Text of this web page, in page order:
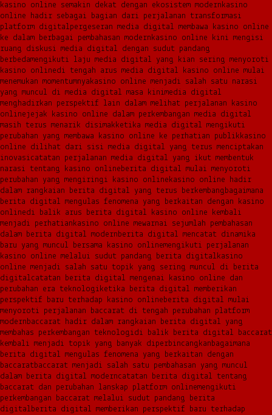
kasino online semakin dekat dengan ekosistem modernkasino
online hadir sebagai bagian dari perjalanan transformasi
platform digitalpergeseran media digital membawa kasino online
ke dalam berbagai pembahasan modernkasino online kini mengisi
ruang diskusi media digital dengan sudut pandang
berbedamengikuti laju media digital yang kian sering menyoroti
kasino onlinedi tengah arus media digital kasino online mulai
menemukan momentumnyakasino online menjadi salah satu narasi
yang muncul di media digital masa kinimedia digital
menghadirkan perspektif lain dalam melihat perjalanan kasino
onlinejejak kasino online dalam perkembangan media digital
masih terus menarik disimakketika media digital mengikuti
perubahan yang membawa kasino online ke perhatian publikkasino
online dilihat dari sisi media digital yang terus menciptakan
inovasicatatan perjalanan media digital yang ikut membentuk
narasi tentang kasino onlineberita digital mulai menyoroti
perubahan yang mengiringi kasino onlinekasino online hadir
dalam rangkaian berita digital yang terus berkembangbagaimana
berita digital mengulas fenomena yang berkaitan dengan kasino
onlinedi balik arus berita digital kasino online kembali
menjadi perhatiankasino online mewarnai sejumlah pembahasan
dalam berita digital modernberita digital mencatat dinamika
baru yang muncul bersama kasino onlinemengikuti perjalanan
kasino online melalui sudut pandang berita digitalkasino
online menjadi salah satu topik yang sering muncul di berita
digitalcatatan berita digital mengenai kasino online dan
perubahan era teknologiketika berita digital memberikan
perspektif baru terhadap kasino onlineberita digital mulai
menyoroti perjalanan baccarat di tengah perubahan platform
modernbaccarat hadir dalam rangkaian berita digital yang
membahas perkembangan teknologidi balik berita digital baccarat
kembali menjadi topik yang banyak diperbincangkanbagaimana
berita digital mengulas fenomena yang berkaitan dengan
baccaratbaccarat menjadi salah satu pembahasan yang muncul
dalam berita digital moderncatatan berita digital tentang
baccarat dan perubahan lanskap platform onlinemengikuti
perkembangan baccarat melalui sudut pandang berita
digitalberita digital memberikan perspektif baru terhadap